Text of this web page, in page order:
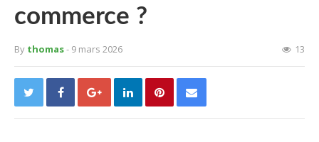
commerce ?
By thomas- 9 mars 2026 13